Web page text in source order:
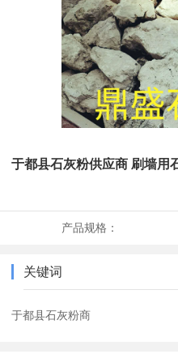
于都县石灰粉供应商 刷墙用
产品规格：
关键词
于都县石灰粉商